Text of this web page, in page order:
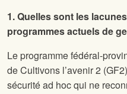
1. Quelles sont les
programmes actuels de
Le programme fédéral-
de Cultivons l’avenir 2
sécurité ad hoc qui ne